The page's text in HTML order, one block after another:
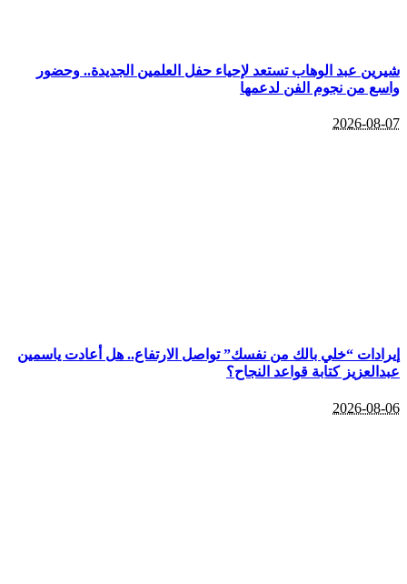
شيرين عبد الوهاب تستعد لإحياء حفل العلمين الجديدة.. وحضور
واسع من نجوم الفن لدعمها
2026-08-07
إيرادات “خلي بالك من نفسك” تواصل الارتفاع.. هل أعادت ياسمين
عبدالعزيز كتابة قواعد النجاح؟
2026-08-06